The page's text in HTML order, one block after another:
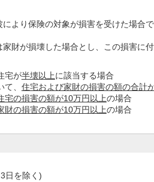
より保険の対象が損害を受けた場合
財が損壊した場合とし、この損害に
宅が半壊以上に該当する場合
、 住宅および家財の損害の額の合計
宅の損害の額が10万円以上の場合
財の損害の額が10万円以上の場合
日を除く)